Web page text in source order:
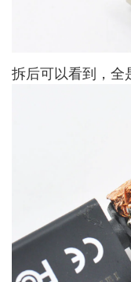
拆后可以看到，全